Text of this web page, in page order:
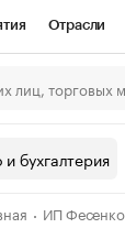
Отрасли
валюты
бухгалтерия
ИП